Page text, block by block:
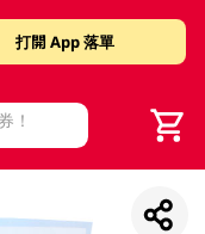
打開 App 落單